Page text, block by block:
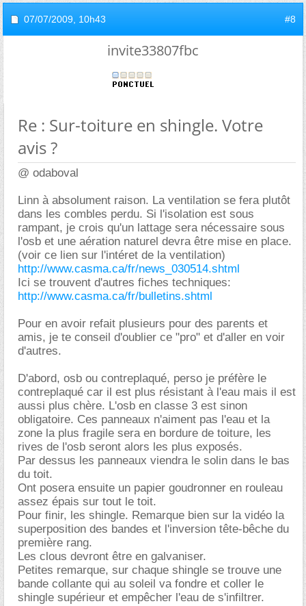
07/07/2009, 10h43 #8
invite33807fbc
Re : Sur-toiture en shingle. Votre
avis ?
@ odaboval
Linn à absolument raison. La ventilation se fera plutôt
dans les combles perdu. Si l'isolation est sous
rampant, je crois qu'un lattage sera nécessaire sous
l'osb et une aération naturel devra être mise en place.
(voir ce lien sur l'intéret de la ventilation)
http://www.casma.ca/fr/news_030514.shtml
Ici se trouvent d'autres fiches techniques:
http://www.casma.ca/fr/bulletins.shtml
Pour en avoir refait plusieurs pour des parents et
amis, je te conseil d'oublier ce "pro" et d'aller en voir
d'autres.
D'abord, osb ou contreplaqué, perso je préfère le
contreplaqué car il est plus résistant à l'eau mais il est
aussi plus chère. L'osb en classe 3 est sinon
obligatoire. Ces panneaux n'aiment pas l'eau et la
zone la plus fragile sera en bordure de toiture, les
rives de l'osb seront alors les plus exposés.
Par dessus les panneaux viendra le solin dans le bas
du toit.
Ont posera ensuite un papier goudronner en rouleau
assez épais sur tout le toit.
Pour finir, les shingle. Remarque bien sur la vidéo la
superposition des bandes et l'inversion tête-bêche du
première rang.
Les clous devront être en galvaniser.
Petites remarque, sur chaque shingle se trouve une
bande collante qui au soleil va fondre et coller le
shingle supérieur et empêcher l'eau de s'infiltrer.